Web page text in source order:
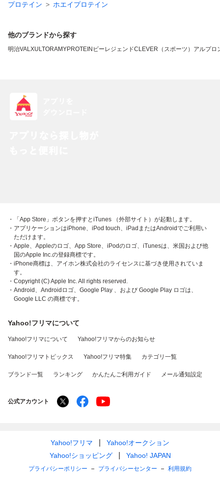
プロテイン
ホエイプロテイン
他のブランドから探す
明治VALXULTORAMYPROTEIN ビーレジェンドCLEVER（スポーツ） アルプロ
・「App Store」ボタンを押すとiTunes （外部サイト）が起動します。
・アプリケーションはiPhone、iPod touch、iPadまたはAndroidでご利用い
ただけます。
・Apple、Appleのロゴ、App Store、iPodのロゴ、iTunesは、米国および他
国のApple Inc.の登録商標です。
・iPhone商標は、アイホン株式会社のライセンスに基づき使用されていま
す。
・Copyright (C) Apple Inc. All rights reserved.
・Android、Androidロゴ、Google Play 、および Google Play ロゴは、
Google LLC の商標です。
Yahoo!フリマについて
Yahoo!フリマについて Yahoo!フリマからのお知らせ
Yahoo!フリマトピックス Yahoo!フリマ特集 カテゴリ一覧
ブランド一覧 ランキング かんたんご利用ガイド メール通知設定
公式アカウント
Yahoo!フリマ
Yahoo!オークション
Yahoo!ショッピング
Yahoo! JAPAN
プライバシーポリシー プライバシーセンター 利用規約